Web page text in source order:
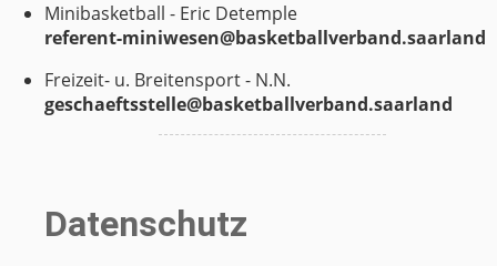
Minibasketball - Eric Detemple
referent-miniwesen@basketballverband.saarland
Freizeit- u. Breitensport - N.N.
geschaeftsstelle@basketballverband.saarland
Datenschutz